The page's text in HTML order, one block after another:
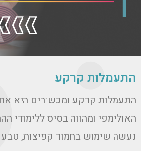
התעמלות קרקע
התעמלות קרקע ומכשירים היא
האולימפי ומהווה בסיס ללימודי
נעשה שימוש בחמור קפיצות,